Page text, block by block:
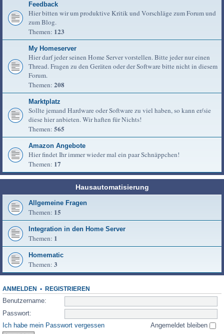
Feedback
Hier bitten wir um produktive Kritik und Vorschläge zum Forum und
zum Blog.
Themen: 123
My Homeserver
Hier darf jeder seinen Home Server vorstellen. Bitte jeder nur einen
Thread. Fragen zu den Geräten oder der Software bitte nicht in diesem
Forum.
Themen: 208
Marktplatz
Sollte jemand Hardware oder Software zu viel haben, so kann er/sie
diese hier anbieten. Wir haften für Nichts!
Themen: 565
Amazon Angebote
Hier findet Ihr immer wieder mal ein paar Schnäppchen!
Themen: 17
Hausautomatisierung
Allgemeine Fragen
Themen: 15
Integration in den Home Server
Themen: 1
Homematic
Themen: 3
ANMELDEN • REGISTRIEREN
Benutzername:
Passwort:
Ich habe mein Passwort vergessen
Angemeldet bleiben